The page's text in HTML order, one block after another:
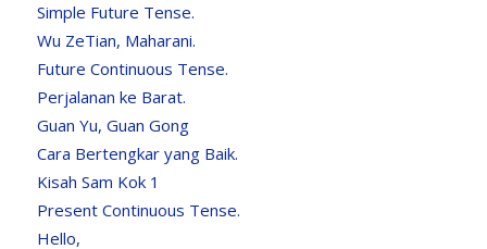
Simple Future Tense.
Wu ZeTian, Maharani.
Future Continuous Tense.
Perjalanan ke Barat.
Guan Yu, Guan Gong
Cara Bertengkar yang Baik.
Kisah Sam Kok 1
Present Continuous Tense.
Hello,